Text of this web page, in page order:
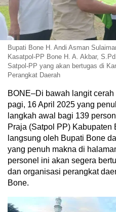
Bupati Bone H. Andi Asman
Kasatpol-PP Bone H. A. Akbar,
Satpol-PP yang akan bertugas di
Perangkat Daerah
BONE–Di bawah langit
pagi, 16 April 2025 yang
langkah awal bagi 139
Praja (Satpol PP) Kabupaten
langsung oleh Bupati Bone
yang penuh makna di
personel ini akan segera
dan organisasi perangkat
Bone.